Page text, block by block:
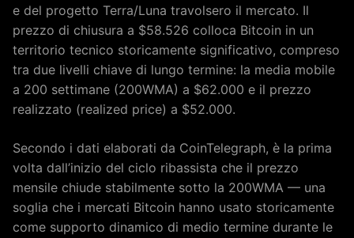
e del progetto Terra/Luna travolsero il mercato. Il
prezzo di chiusura a $58.526 colloca Bitcoin in un
territorio tecnico storicamente significativo, compreso
tra due livelli chiave di lungo termine: la media mobile
a 200 settimane (200WMA) a $62.000 e il prezzo
realizzato (realized price) a $52.000.
Secondo i dati elaborati da CoinTelegraph, è la prima
volta dall’inizio del ciclo ribassista che il prezzo
mensile chiude stabilmente sotto la 200WMA — una
soglia che i mercati Bitcoin hanno usato storicamente
come supporto dinamico di medio termine durante le